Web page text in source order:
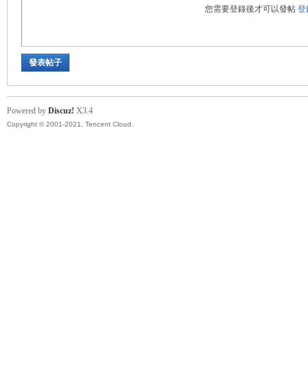
您需要登錄後才可以發帖 登
發表帖子
Powered by Discuz! X3.4
Copyright © 2001-2021, Tencent Cloud.